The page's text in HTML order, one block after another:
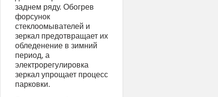
заднем ряду. Обогрев
форсунок
стеклоомывателей и
зеркал предотвращает их
обледенение в зимний
период, а
электрорегулировка
зеркал упрощает процесс
парковки.